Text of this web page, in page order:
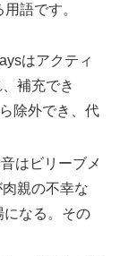
語です。
はアクティ
補充でき
除外でき、代
音はビリーブメ
親の不幸な
になる。その